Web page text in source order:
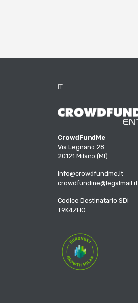
IT
CrowdFundMe
Via Legnano 28
20121 Milano (MI)
info@crowdfundme.it
crowdfundme@legalmail.it
Codice Destinatario SDI
T9K4ZHO